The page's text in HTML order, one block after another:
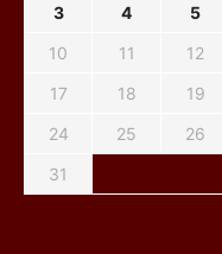
3
4 5
10
11 12
17
18 19
24
25 26
31